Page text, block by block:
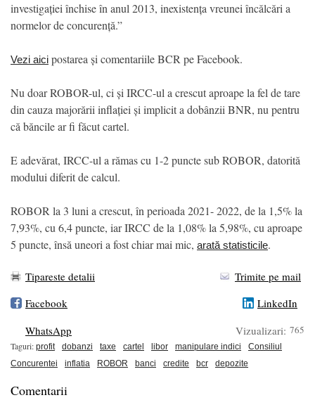
investigației închise în anul 2013, inexistența vreunei încălcări a
normelor de concurență.”
Vezi aici postarea și comentariile BCR pe Facebook.
Nu doar ROBOR-ul, ci și IRCC-ul a crescut aproape la fel de tare
din cauza majorării inflației și implicit a dobânzii BNR, nu pentru
că băncile ar fi făcut cartel.
E adevărat, IRCC-ul a rămas cu 1-2 puncte sub ROBOR, datorită
modului diferit de calcul.
ROBOR la 3 luni a crescut, în perioada 2021- 2022, de la 1,5% la
7,93%, cu 6,4 puncte, iar IRCC de la 1,08% la 5,98%, cu aproape
5 puncte, însă uneori a fost chiar mai mic, arată statisticile.
Tipareste detalii
Trimite pe mail
Facebook
LinkedIn
WhatsApp
Vizualizari: 765
Taguri: profit dobanzi taxe cartel libor manipulare indici
Consiliul
Concurentei
inflatia ROBOR banci credite bcr depozite
Comentarii